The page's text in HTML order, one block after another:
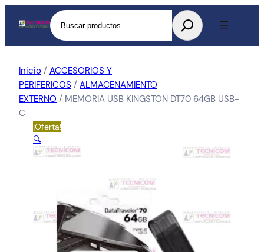
Buscar
Inicio / ACCESORIOS Y
PERIFERICOS / ALMACENAMIENTO
EXTERNO / MEMORIA USB KINGSTON DT70 64GB USB-
C
¡Oferta!
🔍